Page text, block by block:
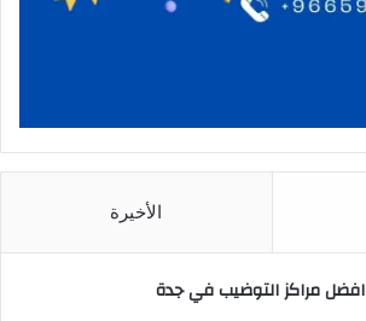
الأخيرة
افضل مراكز التوضيب في جدة